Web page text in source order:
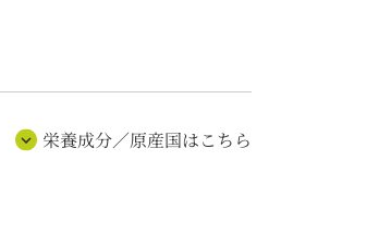
栄養成分／原産国はこちら